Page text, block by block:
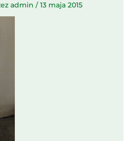
admin/13 maja 2015